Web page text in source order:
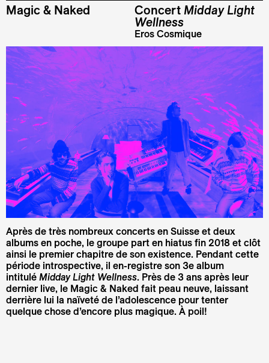
Magic & Naked Concert Midday Light
Wellness
Eros Cosmique
Après de très nombreux concerts en Suisse et deux
albums en poche, le groupe part en hiatus fin 2018 et clôt
ainsi le premier chapitre de son existence. Pendant cette
période introspective, il en-registre son 3e album
intituléMidday Light Wellness. Près de 3 ans après leur
dernier live, le Magic & Naked fait peau neuve, laissant
derrière lui la naïveté de l’adolescence pour tenter
quelque chose d’encore plus magique. À poil!